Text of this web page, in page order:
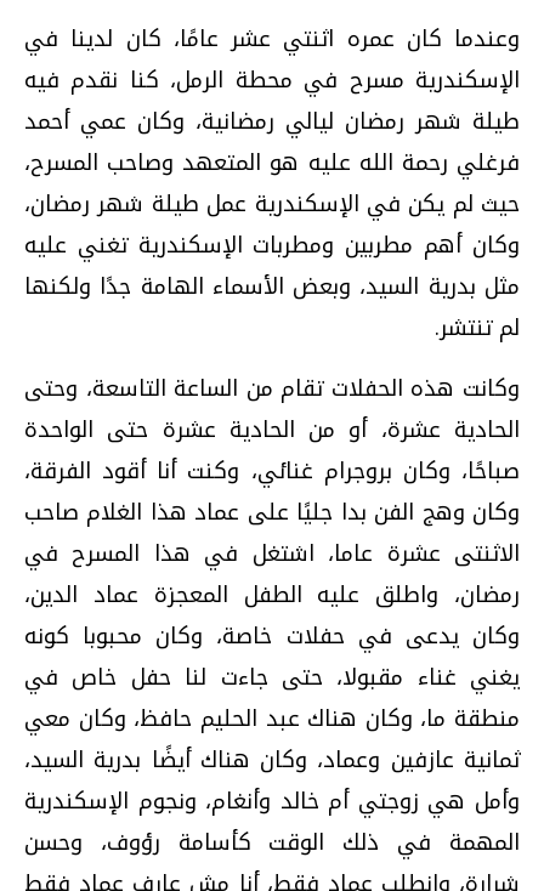
وعندما كان عمره اثنتي عشر عامًا، كان لدينا في
الإسكندرية مسرح في محطة الرمل، كنا نقدم فيه
طيلة شهر رمضان ليالي رمضانية، وكان عمي أحمد
فرغلي رحمة الله عليه هو المتعهد وصاحب المسرح،
حيث لم يكن في الإسكندرية عمل طيلة شهر رمضان،
وكان أهم مطربين ومطربات الإسكندرية تغني عليه
مثل بدرية السيد، وبعض الأسماء الهامة جدًا ولكنها
لم تنتشر.
وكانت هذه الحفلات تقام من الساعة التاسعة، وحتى
الحادية عشرة، أو من الحادية عشرة حتى الواحدة
صباحًا، وكان بروجرام غنائي، وكنت أنا أقود الفرقة،
وكان وهج الفن بدا جليًا على عماد هذا الغلام صاحب
الاثنتى عشرة عاما، اشتغل في هذا المسرح في
رمضان، واطلق عليه الطفل المعجزة عماد الدين،
وكان يدعى في حفلات خاصة، وكان محبوبا كونه
يغني غناء مقبولا، حتى جاءت لنا حفل خاص في
منطقة ما، وكان هناك عبد الحليم حافظ، وكان معي
ثمانية عازفين وعماد، وكان هناك أيضًا بدرية السيد،
وأمل هي زوجتي أم خالد وأنغام، ونجوم الإسكندرية
المهمة في ذلك الوقت كأسامة رؤوف، وحسن